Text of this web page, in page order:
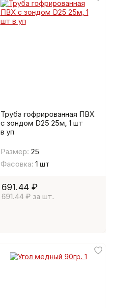
Труба гофрированная ПВХ
с зондом D25 25м, 1 шт
в уп
Размер: 25
Фасовка: 1 шт
691.44 ₽
691.44 ₽ за шт.